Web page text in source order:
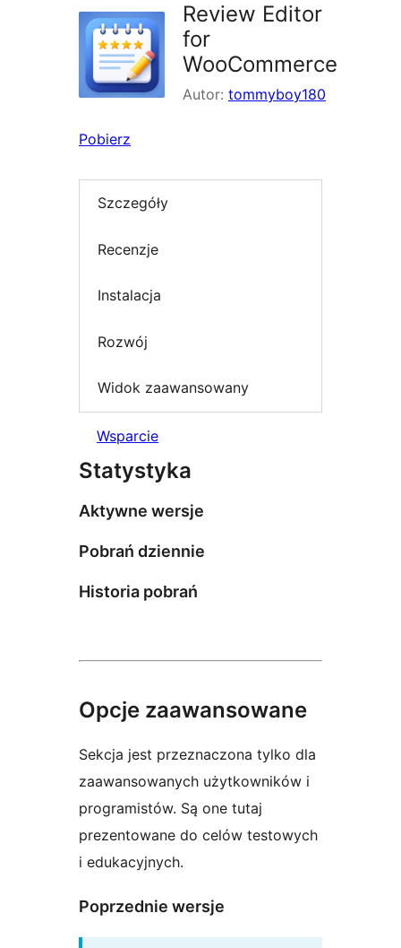
Review Editor
for
WooCommerce
Autor: tommyboy180
Pobierz
Szczegóły
Recenzje
Instalacja
Rozwój
Widok zaawansowany
Wsparcie
Statystyka
Aktywne wersje
Pobrań dziennie
Historia pobrań
Opcje zaawansowane
Sekcja jest przeznaczona tylko dla
zaawansowanych użytkowników i
programistów. Są one tutaj
prezentowane do celów testowych
i edukacyjnych.
Poprzednie wersje